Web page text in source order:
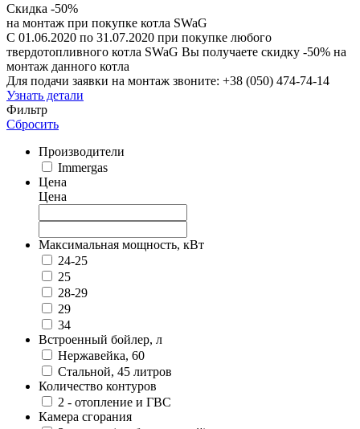
Скидка -50%
на монтаж при покупке котла SWaG
С 01.06.2020 по 31.07.2020 при покупке любого
твердотопливного котла SWaG Вы получаете скидку -50% на
монтаж данного котла
Для подачи заявки на монтаж звоните: +38 (050) 474-74-14
Узнать детали
Фильтр
Сбросить
Производители
Immergas
Цена
Цена
Максимальная мощность, кВт
24-25
25
28-29
29
34
Встроенный бойлер, л
Нержавейка, 60
Стальной, 45 литров
Количество контуров
2 - отопление и ГВС
Камера сгорания